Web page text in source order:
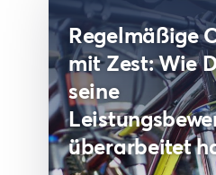
Regelmäßige
mit Zest: Wie
seine
überarbeitet